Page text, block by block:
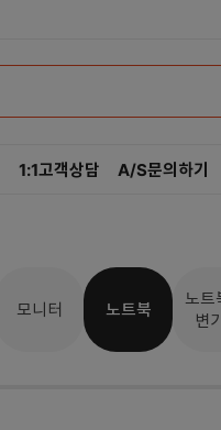
AMD
1:1고객상담 A/S문의하기
모니터 노트북
노트
변